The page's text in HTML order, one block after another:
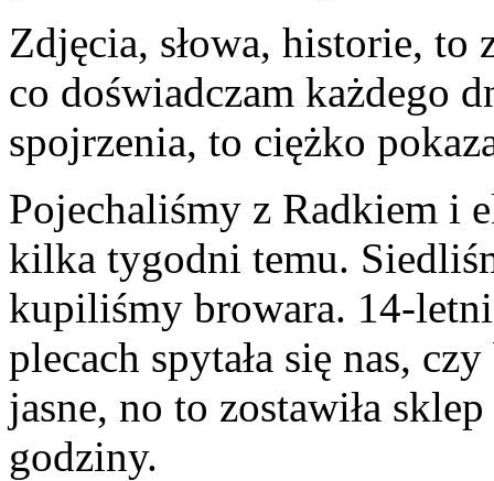
Zdjęcia, słowa, historie, to
co doświadczam każdego
spojrzenia, to ciężko
Pojechaliśmy z Radkiem i
kilka tygodni temu.
kupiliśmy browara. 14-
plecach spytała się nas,
jasne, no to zostawiła
godziny.